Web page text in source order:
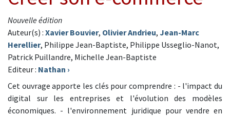
Nouvelle édition
Auteur(s) : Xavier Bouvier, Olivier Andrieu, Jean-Marc
Herellier, Philippe Jean-Baptiste, Philippe Usseglio-Nanot,
Patrick Puillandre, Michelle Jean-Baptiste
Editeur : Nathan ›
Cet ouvrage apporte les clés pour comprendre : - l'impact du
digital sur les entreprises et l'évolution des modèles
économiques. - l'environnement juridique pour vendre en